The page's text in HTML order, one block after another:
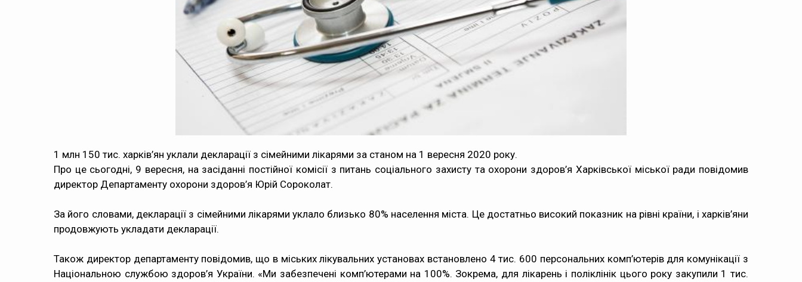
1 млн 150 тис. харків’ян уклали декларації з сімейними лікарями за станом на 1 вересня 2020 року.
Про це сьогодні, 9 вересня, на засіданні постійної комісії з питань соціального захисту та охорони здоров’я Харківської міської ради повідомив
директор Департаменту охорони здоров’я Юрій Сороколат.
За його словами, декларації з сімейними лікарями уклало близько 80% населення міста. Це достатньо високий показник на рівні країни, і харків’яни
продовжують укладати декларації.
Також директор департаменту повідомив, що в міських лікувальних установах встановлено 4 тис. 600 персональних комп’ютерів для комунікації з
Національною службою здоров’я України. «Ми забезпечені комп’ютерами на 100%. Зокрема, для лікарень і поліклінік цього року закупили 1 тис.